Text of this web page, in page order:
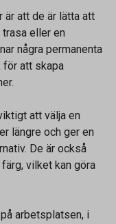
är att de är lätta att
eller en
några permanenta
för att skapa
att välja en
längre och ger en
De är också
vilket kan göra
arbetsplatsen, i